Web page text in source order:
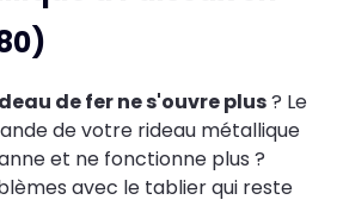
de fer ne s'ouvre plus? Le
de votre rideau métallique
et ne fonctionne plus ?
avec le tablier qui reste